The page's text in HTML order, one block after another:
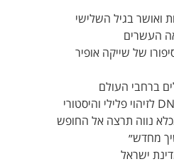
ואושר בגיל השלישי
העשרים
של שייקה אופיר
ברחבי העולם
נווה תרצה אל החופש
מחדש״
ישראל